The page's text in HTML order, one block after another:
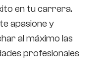
en tu carrera.
apasione y
al máximo las
profesionales